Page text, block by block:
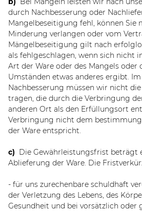
durch Nachbesserung oder
Mangelbeseitigung fehl, können Sie
Minderung verlangen oder vom
Mängelbeseitigung gilt nach
als fehlgeschlagen, wenn sich nicht
Art der Ware oder des Mangels oder
Umständen etwas anderes ergibt. Im
Nachbesserung müssen wir nicht
tragen, die durch die Verbringung
anderen Ort als den Erfüllungsort
Verbringung nicht dem
der Ware entspricht.
c) Die Gewährleistungsfrist beträgt
Ablieferung der Ware. Die
- für uns zurechenbare schuldhaft
der Verletzung des Lebens, des
Gesundheit und bei vorsätzlich oder